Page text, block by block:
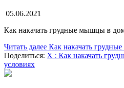
05.06.2021
Как накачать грудные мышцы в
Читать далее Как накачать
Поделиться: X : Как накачать
условиях